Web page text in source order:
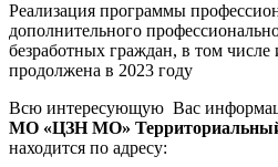
Реализация программы
дополнительного
безработных граждан, в том числе
продолжена в 2023 году
Всю интересующую Вас
МО «ЦЗН МО»
находится по адресу: